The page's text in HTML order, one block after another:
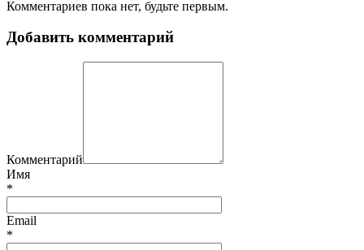
Комментариев пока нет, будьте первым.
Добавить комментарий
Комментарий
Имя
*
Email
*